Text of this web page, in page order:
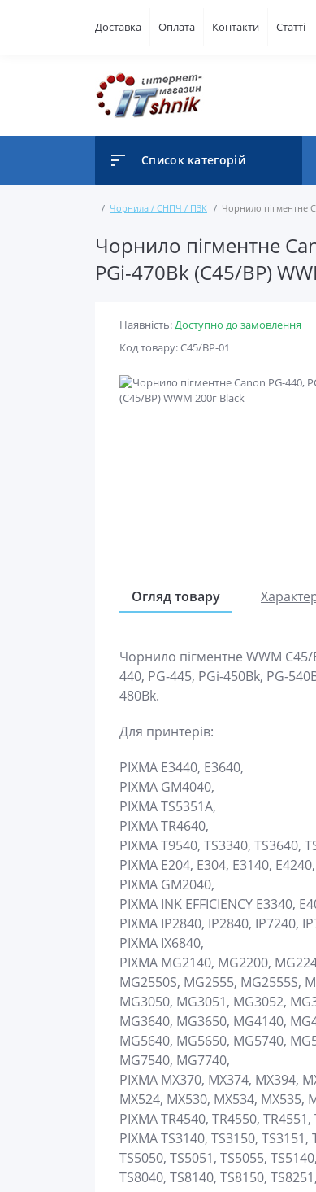
Доставка Оплата Контакти Статті
Список категорій
Чорнила / СНПЧ / ПЗК Чорнило пігментне
Чорнило пігментне
PGi-470Bk (C45/BP)
Наявність:Доступно до замовлення
Код товару: C45/BP-01
Огляд товару
Чорнило пігментне WWM C45/
440, PG-445, PGi-450Bk, PG-
480Bk.
Для принтерів:
PIXMA E3440, E3640,
PIXMA GM4040,
PIXMA TS5351A,
PIXMA TR4640,
PIXMA T9540, TS3340, TS3640,
PIXMA E204, E304, E3140,
PIXMA GM2040,
PIXMA INK EFFICIENCY E3340,
PIXMA IP2840, IP2840, IP7240,
PIXMA IX6840,
PIXMA MG2140, MG2200,
MG2550S, MG2555, MG2555S,
MG3050, MG3051, MG3052,
MG3640, MG3650, MG4140,
MG5640, MG5650, MG5740,
MG7540, MG7740,
PIXMA MX370, MX374, MX394,
MX524, MX530, MX534, MX535,
PIXMA TR4540, TR4550,
PIXMA TS3140, TS3150,
TS5050, TS5051, TS5055,
TS8040, TS8140, TS8150,